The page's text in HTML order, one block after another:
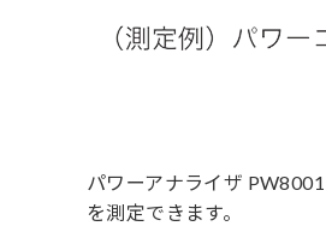
パワーアナライザ
を測定できます。